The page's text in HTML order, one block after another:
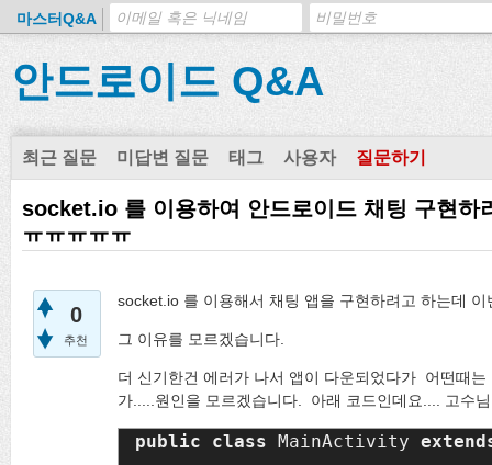
마스터Q&A
안드로이드 Q&A
최근 질문 미답변 질문 태그 사용자 질문하기
socket.io 를 이용하여 안드로이드 채팅 구현하
ㅠㅠㅠㅠㅠ
0
추천
socket.io 를 이용해서 채팅 앱을 구현하려고 하는데
그 이유를 모르겠습니다.
더 신기한건 에러가 나서 앱이 다운되었다가 어떤때
가.....원인을 모르겠습니다. 아래 코드인데요.... 고수
public class MainActivity